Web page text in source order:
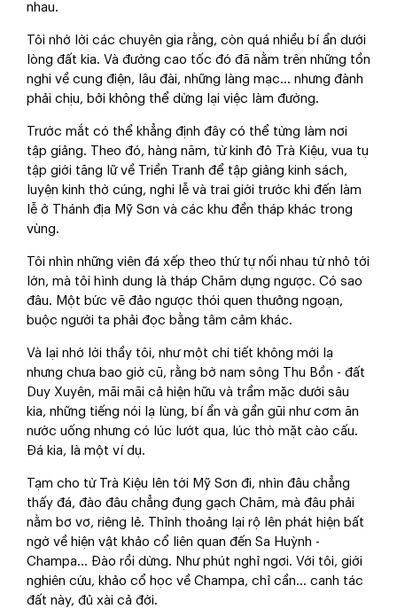
nhau.
Tôi nhớ lời các chuyên gia rằng, còn quá nhiều bí ẩn dưới
lòng đất kia. Và đường cao tốc đó đã nằm trên những tồn
nghi về cung điện, lâu đài, những làng mạc… nhưng đành
phải chịu, bởi không thể dừng lại việc làm đường.
Trước mắt có thể khẳng định đây có thể từng làm nơi
tập giảng. Theo đó, hàng năm, từ kinh đô Trà Kiệu, vua tụ
tập giới tăng lữ về Triền Tranh để tập giảng kinh sách,
luyện kinh thờ cúng, nghi lễ và trai giới trước khi đến làm
lễ ở Thánh địa Mỹ Sơn và các khu đền tháp khác trong
vùng.
Tôi nhìn những viên đá xếp theo thứ tự nối nhau từ nhỏ tới
lớn, mà tôi hình dung là tháp Chăm dựng ngược. Có sao
đâu. Một bức vẽ đảo ngược thói quen thưởng ngoạn,
buộc người ta phải đọc bằng tâm cảm khác.
Và lại nhớ lời thầy tôi, như một chi tiết không mới lạ
nhưng chưa bao giờ cũ, rằng bờ nam sông Thu Bồn - đất
Duy Xuyên, mãi mãi cả hiện hữu và trầm mặc dưới sâu
kia, những tiếng nói lạ lùng, bí ẩn và gần gũi như cơm ăn
nước uống nhưng có lúc lướt qua, lúc thò mặt cào cấu.
Đá kia, là một ví dụ.
Tạm cho từ Trà Kiệu lên tới Mỹ Sơn đi, nhìn đâu chẳng
thấy đá, đào đâu chẳng đụng gạch Chăm, mà đâu phải
nằm bơ vơ, riêng lẻ. Thỉnh thoảng lại rộ lên phát hiện bất
ngờ về hiện vật khảo cổ liên quan đến Sa Huỳnh -
Champa... Đào rồi dừng. Như phút nghỉ ngơi. Với tôi, giới
nghiên cứu, khảo cổ học về Champa, chỉ cần… canh tác
đất này, đủ xài cả đời.